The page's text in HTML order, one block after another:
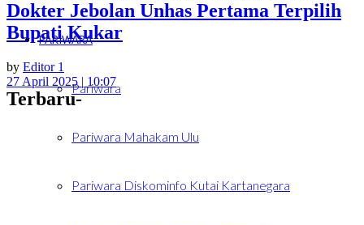
PARIWARA
Pariwara
Pariwara Mahakam Ulu
Pariwara Diskominfo Kutai Kartanegara
Dokter Jebolan Unhas Pertama Terpilih
Bupati Kukar
by Editor 1
27 April 2025 | 10:07
Terbaru-